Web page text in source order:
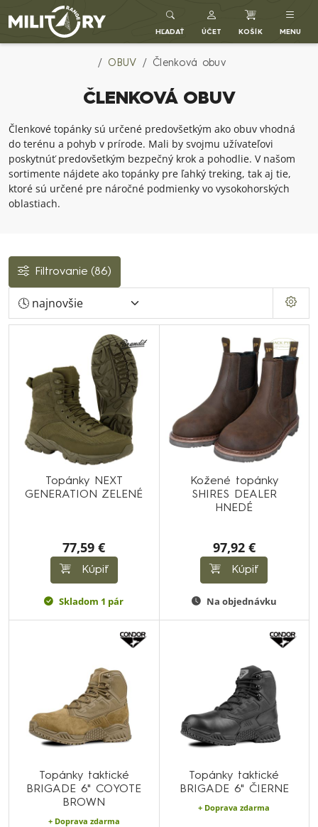
Army shop MILITARY RANGE SK
HĽADAŤ ÚČET KOŠÍK MENU
OBUV Členková obuv
ČLENKOVÁ OBUV
Členkové topánky sú určené predovšetkým ako obuv vhodná
do terénu a pohyb v prírode. Mali by svojmu užívateľovi
poskytnúť predovšetkým bezpečný krok a pohodlie. V našom
sortimente nájdete ako topánky pre ľahký treking, tak aj tie,
ktoré sú určené pre náročné podmienky vo vysokohorských
oblastiach.
Filtrovanie (86)
Topánky NEXT
GENERATION ZELENÉ
77,59 €
Kúpiť
Skladom 1 pár
Kožené topánky
SHIRES DEALER
HNEDÉ
97,92 €
Kúpiť
Na objednávku
Topánky taktické
BRIGADE 6" COYOTE
BROWN
+ Doprava zdarma
Topánky taktické
BRIGADE 6" ČIERNE
+ Doprava zdarma